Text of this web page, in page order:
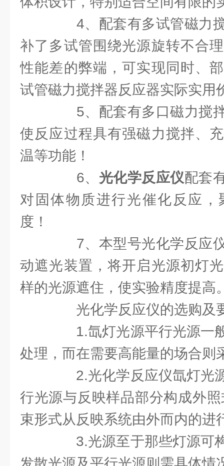
4、配套有多试管磁力搅
补了多试管围绕光源旋转不合
性能差的弊端，可实现同时、
试管磁力搅拌器反应器实际实用
5、配套有多口磁力搅拌
使反应过程具有强磁力搅拌、
温等功能！
6、 光化学反应仪配套
对固体物质进行光催化反应
度！
7、本型号光化学反应仪
动遮光装置，将开启光源初灯
样的光源遮住，使实验精度提高
光化学反应仪的选购及
1.氙灯光源平行光源一
处理，而在需要高能量的场合则
2.光化学反应仪氙灯光
行光源与反映样品部分构成外
束形式从反映系统由外而内的进
3.光源至于那些灯源可